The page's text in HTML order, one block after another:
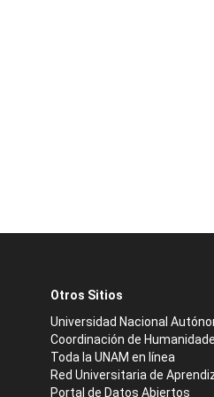
Otros Sitios
Universidad Nacional
Coordinación de
Toda la UNAM en línea
Red Universitaria de
Portal de Datos Abiertos